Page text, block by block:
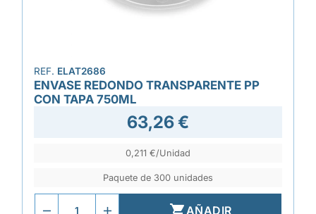
REF. ELAT2686
ENVASE REDONDO TRANSPARENTE PP
CON TAPA 750ML
63,26 €
0,211 €/Unidad
Paquete de 300 unidades
AÑADIR